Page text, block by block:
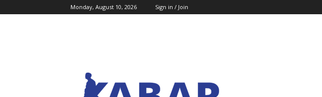
Monday, August 10, 2026 Sign in / Join